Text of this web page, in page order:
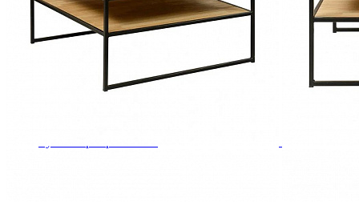
Комоды
Кровати двуспальные
Кровати металлические
Кровати полутороспальные
Решетки и настилы под матрас